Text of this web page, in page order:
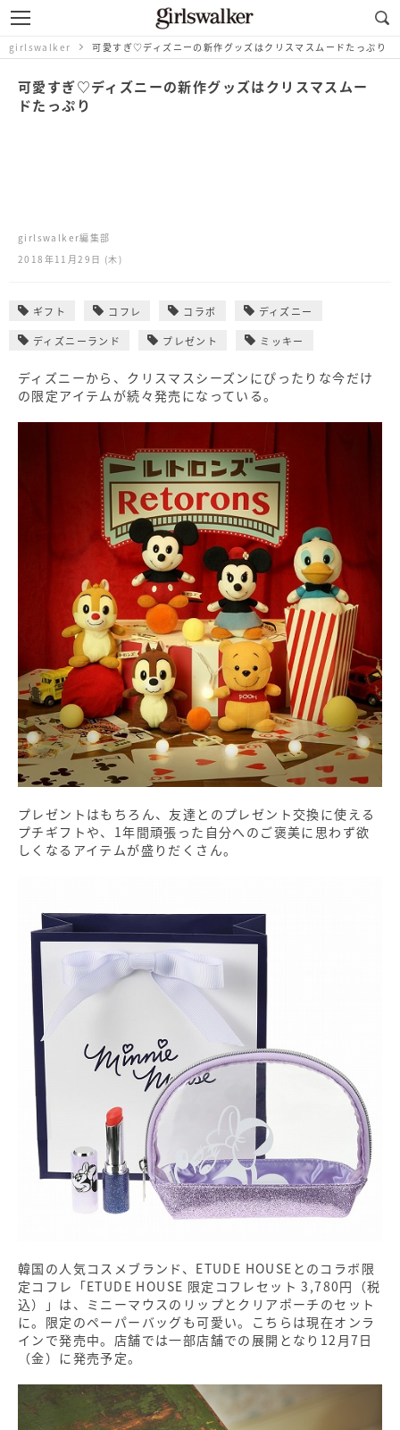
girlswalker 可愛すぎ♡ディズニーの新作グッズはクリスマスムードたっぷり
可愛すぎ♡ディズニーの新作グッズはクリスマスムー
ドたっぷり
girlswalker編集部
2018年11月29日 (木)
ギフト コフレ コラボ ディズニー
ディズニーランド プレゼント ミッキー
ディズニーから、クリスマスシーズンにぴったりな今だけ
の限定アイテムが続々発売になっている。
プレゼントはもちろん、友達とのプレゼント交換に使える
プチギフトや、1年間頑張った自分へのご褒美に思わず欲
しくなるアイテムが盛りだくさん。
韓国の人気コスメブランド、ETUDE HOUSEとのコラボ限
定コフレ「ETUDE HOUSE 限定コフレセット 3,780円（税
込）」は、ミニーマウスのリップとクリアポーチのセット
に。限定のペーパーバッグも可愛い。こちらは現在オンラ
インで発売中。店舗では一部店舗での展開となり12月7日
（金）に発売予定。